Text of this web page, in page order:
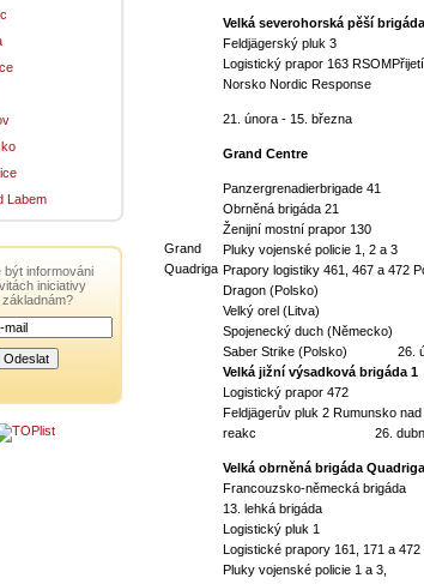
Grand
Quadriga
Velká severohorská pěší
Feldjägerský pluk 3
Logistický prapor 163
Norsko Nordic Response
21. února - 15. března
Grand Centre
Panzergrenadierbrigade 41
Obrněná brigáda 21
Ženijní mostní prapor 130
Pluky vojenské policie 1, 2 a 3
Prapory logistiky 461, 467 a 472
Dragon (Polsko)
Velký orel (Litva)
Spojenecký duch (Německo)
Saber Strike (Polsko) 26.
Velká jižní výsadková brigáda 1
Logistický prapor 472
Feldjägerův pluk 2 Rumunsko
reakc 26. dubna -
Velká obrněná brigáda
Francouzsko-německá brigáda
13. lehká brigáda
Logistický pluk 1
Logistické prapory 161, 171 a 472
Pluky vojenské policie 1 a 3,
Labem
být informováni
iniciativy
základnám?